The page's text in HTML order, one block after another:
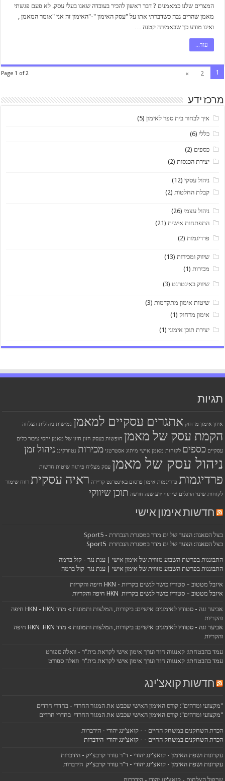
המצרים שלנו כמאמנים ? דבר ראשון להכיר בעובדה שאנו בעלי עסק. לא פעם פגשתי
מאמן שהרים גבה כשדברתי אתו על "עסק האימון "-"האימון זה אני "אומר המאמן ,
ואינו מודע כך שבאמירה קטנה …
עוד...
Page 1 of 2 1
2
»
מרכז ידע
איך לבחור בית ספר לאימון(5)
כללי(6)
כספים (2)
יצירת הכנסות(2)
ניהול עסקי(12)
קבלת החלטות(2)
ניהול עצמי(26)
התפתחות אישית(21)
פרדיגמות(2)
שיווק ומכירות(13)
מכירות(1)
שיווק באינטרנט(3)
שיטות אימון מתקדמות(3)
אימון מרחוק(1)
יצירת תוכן אימוני(1)
תגיות
איזון אימון מרחוק אתגרים עסקיים למאמן גמישות ניהולית הצלחה
הקמת עסק של מאמן חופשות בעסק חזון חזון של מאמן יחסי ציבור כלים
עסקיים כספים לקוחות מאמן אישי מיתוג אסטרטגי מכירות נטוורקינג ניהול זמן
ניהול עסק של מאמן עסק מצליח פיתוח שיטות חדשות
פרדיגמות פרדיגמות אימון פרסום באינטרנט קריירה ראיה עסקית רווח שימור
לקוחות שינוי הרגלים שיתוף ידע שנה חדשה תוכן שיווקי
חדשות אימון אישי
בצל הסאגה: הצעד של ים מדר במסגרת הנבחרת - Sport5
בצל הסאגה: הצעד של ים מדר במסגרת הנבחרת Sport5
התבוננות בפרשת השבוע מזווית של אימון אישי | ענת נגר - קול ברמה
התבוננות בפרשת השבוע מזווית של אימון אישי | ענת נגר קול ברמה
איזבל מטטוב – סטודיו כושר לנשים בקריות - HKN חיפה והקריות
איזבל מטטוב – סטודיו כושר לנשים בקריות HKN חיפה והקריות
אביעד זגה - סטודיו לאימונים אישיים: ביקורות, המלצות ותמונות » מדד HKN - HKN חיפה
והקריות
אביעד זגה - סטודיו לאימונים אישיים: ביקורות, המלצות ותמונות » מדד HKN HKN חיפה
והקריות
עמד בהבטחתו: קאנגווה חזר וערך אימון אישי לקראת בית"ר - וואלה ספורט
עמד בהבטחתו: קאנגווה חזר וערך אימון אישי לקראת בית"ר וואלה ספורט
חדשות קואצ'ינג
"מקצועי ומדהים": קורס האימון האישי שכבש את המגזר החרדי - בחדרי חרדים
"מקצועי ומדהים": קורס האימון האישי שכבש את המגזר החרדי בחדרי חרדים
הכרת השחקנים במשחק החיים - - קואצ'ינג יהודי - הידברות
הכרת השחקנים במשחק החיים - - קואצ'ינג יהודי הידברות
עקרונות ושפת האימון - קואצ'ינג יהודי - ד"ר עודד קרבצ'יק - הידברות
עקרונות ושפת האימון - קואצ'ינג יהודי - ד"ר עודד קרבצ'יק הידברות